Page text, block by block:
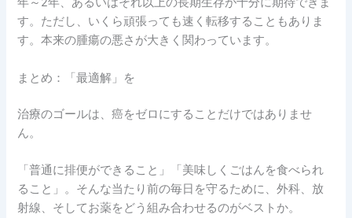
す。ただし、いくら頑張っても速く転移することもありま
す。本来の腫瘍の悪さが大きく関わっています。
まとめ：「最適解」を
治療のゴールは、癌をゼロにすることだけではありませ
ん。
「普通に排便ができること」「美味しくごはんを食べられ
ること」。そんな当たり前の毎日を守るために、外科、放
射線、そしてお薬をどう組み合わせるのがベストか。